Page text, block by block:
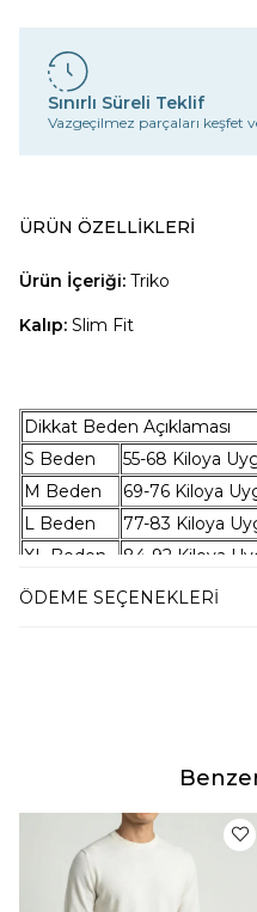
Sınırlı Süreli Teklif
Vazgeçilmez parçaları keşfet
ÜRÜN ÖZELLIKLERI
Ürün İçeriği: Triko
Kalıp: Slim Fit
Dikkat Beden Açıklaması
S Beden
55-68 Kiloya
M Beden
69-76 Kiloya
L Beden
77-83 Kiloya
XL Beden
84-92 Kiloya
XXL Beden 93-98 Kiloya
Ürünlerimizin fotoğraf
yapılmaktadır. Ürünlerin
gösterilen renklerden azda
Bu durum ekran , monitör
ÖDEME SEÇENEKLERI